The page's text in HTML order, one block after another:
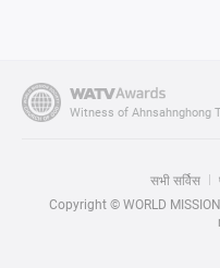
Witness of Ahnsahnghong
सभी सर्विस
Copyright © WORLD